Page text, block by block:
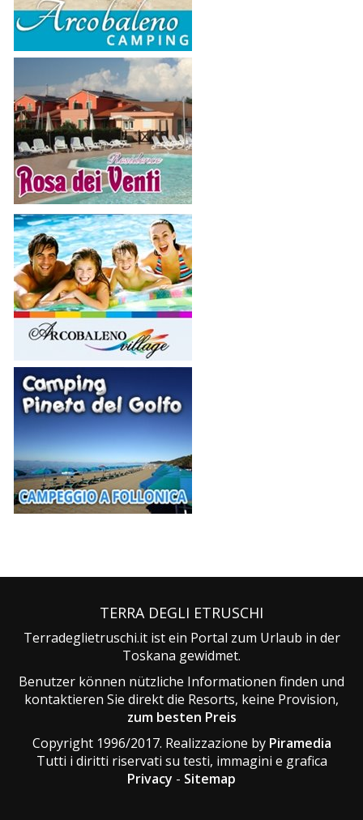
TERRA DEGLI ETRUSCHI
Terradeglietruschi.it ist ein Portal zum Urlaub in der
Toskana gewidmet.
Benutzer können nützliche Informationen finden und
kontaktieren Sie direkt die Resorts, keine Provision,
zum besten Preis
Copyright 1996/2017. Realizzazione by Piramedia
Tutti i diritti riservati su testi, immagini e grafica
Privacy - Sitemap